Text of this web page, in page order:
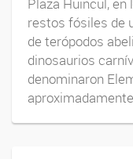
Plaza Huincul, en
restos fósiles de
de terópodos
dinosaurios
denominaron